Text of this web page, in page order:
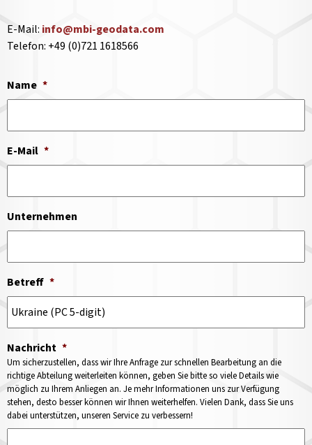
E-Mail: info@mbi-geodata.com
Telefon: +49 (0)721 1618566
Name *
E-Mail *
Unternehmen
Betreff *
Nachricht *
Um sicherzustellen, dass wir Ihre Anfrage zur schnellen Bearbeitung an die
richtige Abteilung weiterleiten können, geben Sie bitte so viele Details wie
möglich zu Ihrem Anliegen an. Je mehr Informationen uns zur Verfügung
stehen, desto besser können wir Ihnen weiterhelfen. Vielen Dank, dass Sie uns
dabei unterstützen, unseren Service zu verbessern!